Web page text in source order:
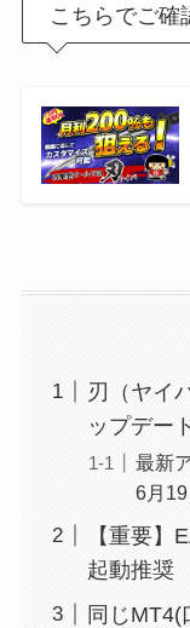
こちらでご確
刃（ヤイ
ップデー
最新
6月19
【重要】
起動推奨
同じ